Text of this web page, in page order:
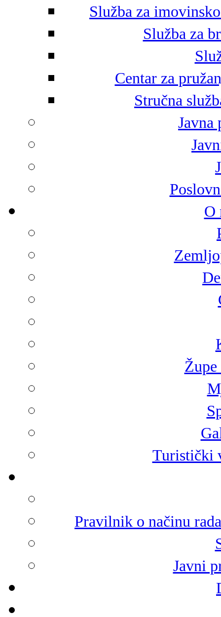
Služba za
Služba za
Centar za
Stručna
Javna
O
Turistički
Pravilnik o načinu
Javni